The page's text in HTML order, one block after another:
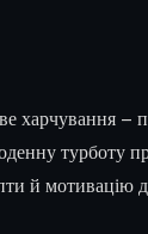
харчування –
турботу
й мотивацію